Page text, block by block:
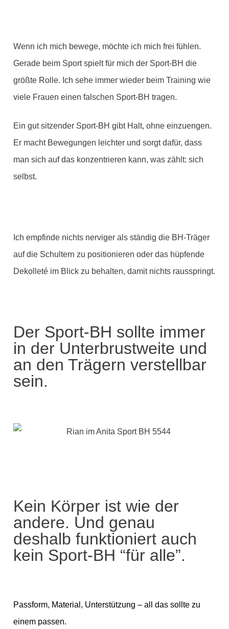
Wenn ich mich bewege, möchte ich mich frei fühlen.
Gerade beim Sport spielt für mich der Sport-BH die
größte Rolle. Ich sehe immer wieder beim Training wie
viele Frauen einen falschen Sport-BH tragen.
Ein gut sitzender Sport-BH gibt Halt, ohne einzuengen.
Er macht Bewegungen leichter und sorgt dafür, dass
man sich auf das konzentrieren kann, was zählt: sich
selbst.
Ich empfinde nichts nerviger als ständig die BH-Träger
auf die Schultern zu positionieren oder das hüpfende
Dekolleté im Blick zu behalten, damit nichts rausspringt.
Der Sport-BH sollte immer
in der Unterbrustweite und
an den Trägern verstellbar
sein.
Kein Körper ist wie der
andere. Und genau
deshalb funktioniert auch
kein Sport-BH “für alle”.
Passform, Material, Unterstützung – all das sollte zu
einem passen.